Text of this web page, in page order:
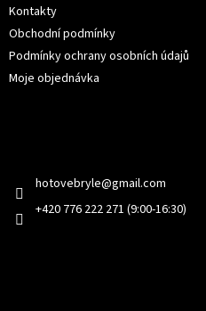
Kontakty
Obchodní podmínky
Podmínky ochrany osobních údajů
Moje objednávka
hotovebryle@gmail.com
+420 776 222 271 (9:00-16:30)